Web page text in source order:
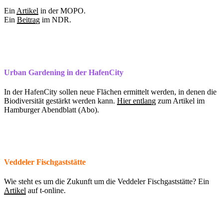
EinArtikel in der MOPO.
Ein Beitrag im NDR.
Urban Gardening in der HafenCity
In der HafenCity sollen neue Flächen ermittelt werden, in denen die
Biodiversität gestärkt werden kann. Hier entlang zum Artikel im
Hamburger Abendblatt (Abo).
Veddeler Fischgaststätte
Wie steht es um die Zukunft um die Veddeler Fischgaststätte? Ein
Artikel auf t-online.